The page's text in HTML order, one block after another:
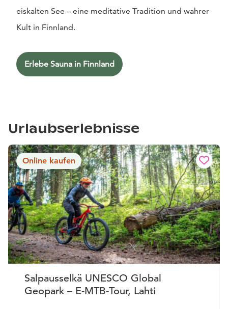
eiskalten See – eine meditative Tradition und wahrer
Kult in Finnland.
Erlebe Sauna in Finnland
Urlaubserlebnisse
Online kaufen
Salpausselkä UNESCO Global
Geopark – E-MTB-Tour, Lahti